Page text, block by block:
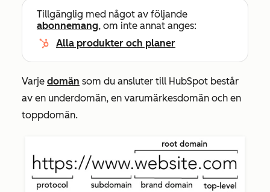
Tillgänglig med något av följande
abonnemang, om inte annat anges:
Alla produkter och planer
Varje domän som du ansluter till HubSpot består
av en underdomän, en varumärkesdomän och en
toppdomän.